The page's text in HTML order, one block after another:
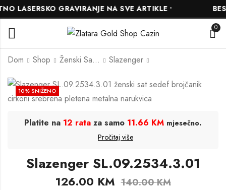
LASERSKO GRAVIRANJE NA SVE ARTIKLE •
0
Dom Shop Ženski Satovi Slazenger
Slazenger
130.00
Slazenger
160.00
10% SNIŽENO
Platite na 12 rata za samo 11.66 KM mjesečno.
Pročitaj više
Slazenger SL.09.2534.3.01
126.00 KM 140.00KM